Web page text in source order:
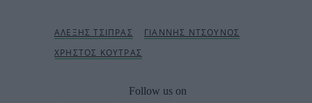
Follow us on